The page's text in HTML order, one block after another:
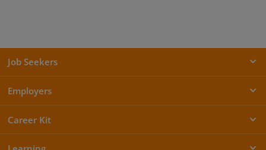
Job Seekers
Employers
Career Kit